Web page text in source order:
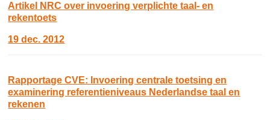
Artikel NRC over invoering verplichte taal- en
rekentoets
19 dec. 2012
Rapportage CVE: Invoering centrale toetsing en
examinering referentieniveaus Nederlandse taal en
rekenen